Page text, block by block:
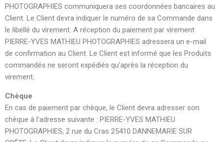
PHOTOGRAPHIES communiquera ses coordonnées bancaires au
Client. Le Client devra indiquer le numéro de sa Commande dans
le libellé du virement. A réception du paiement par virement
PIERRE-YVES MATHIEU PHOTOGRAPHIES adressera un e-mail
de confirmation au Client. Le Client est informé que les Produits
commandés ne seront expédiés qu’après la réception du
virement.
Chèque
En cas de paiement par chèque, le Client devra adresser son
chèque à l’adresse suivante : PIERRE-YVES MATHIEU
PHOTOGRAPHIES, 2 rue du Cras 25410 DANNEMARIE SUR